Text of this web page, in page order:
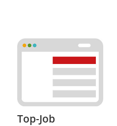
Top-Job